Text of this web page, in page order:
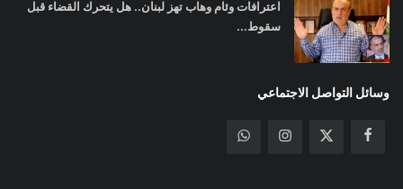
اعترافات وئام وهاب تهز لبنان.. هل يتحرك القضاء قبل
سقوط...
وسائل التواصل الاجتماعي